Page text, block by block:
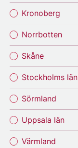
Kronoberg
Norrbotten
Skåne
Stockholms län
Sörmland
Uppsala län
Värmland